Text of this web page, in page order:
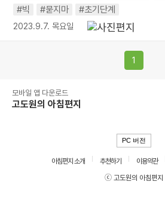
#빅
#묻지마 #초기단계
2023.9.7. 목요일
1
모바일 앱 다운로드
고도원의 아침편지
PC 버전
아침편지 소개 추천하기 이용약관
ⓒ 고도원의 아침편지